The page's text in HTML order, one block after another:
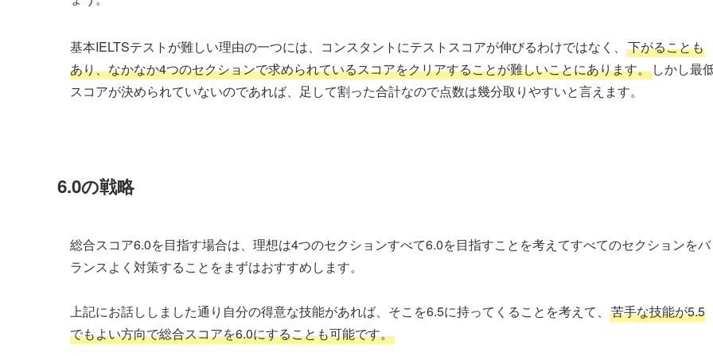
基本IELTSテストが難しい理由の一つには、コンスタントにテストスコアが伸びるわけではなく、 下がることも
あり、なかなか4つのセクションで求められているスコアをクリアすることが難しいことにあります。 しかし最
スコアが決められていないのであれば、足して割った合計なので点数は幾分取りやすいと言えます。
6.0の戦略
総合スコア6.0を目指す場合は、理想は4つのセクションすべて6.0を目指すことを考えてすべてのセクションをバ
ランスよく対策することをまずはおすすめします。
上記にお話ししました通り自分の得意な技能があれば、そこを6.5に持ってくることを考えて、 苦手な技能が5.5
でもよい方向で総合スコアを6.0にすることも可能です。